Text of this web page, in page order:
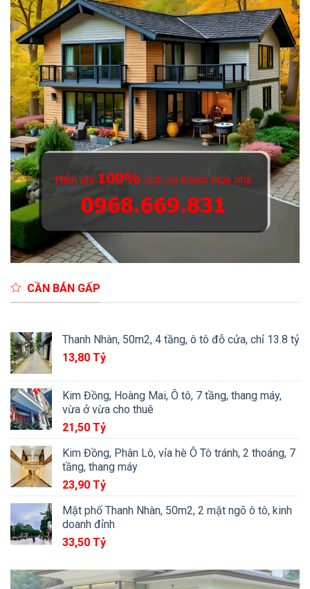
CẦN BÁN GẤP
Thanh Nhàn, 50m2, 4 tầng, ô tô đỗ cửa, chỉ 13.8 tỷ
13,80 Tỷ
Kim Đồng, Hoàng Mai, Ô tô, 7 tầng, thang máy,
vừa ở vừa cho thuê
21,50 Tỷ
Kim Đồng, Phân Lô, vỉa hè Ô Tô tránh, 2 thoáng, 7
tầng, thang máy
23,90 Tỷ
Mặt phố Thanh Nhàn, 50m2, 2 mặt ngõ ô tô, kinh
doanh đỉnh
33,50 Tỷ